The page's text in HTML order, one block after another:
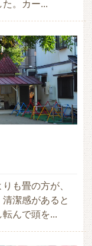
。カー...
も畳の方が、
潔感があると
んで頭を...